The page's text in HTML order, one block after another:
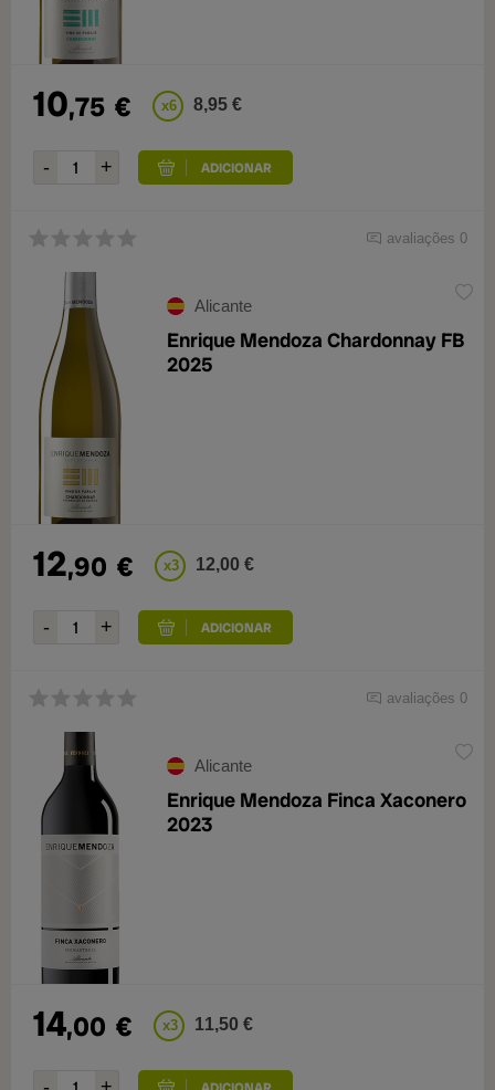
10,75 € x6 8,95 €
avaliações 0
Alicante
Enrique Mendoza Chardonnay FB
2025
12,90 € x3 12,00 €
avaliações 0
Alicante
Enrique Mendoza Finca Xaconero
2023
14,00 € x3 11,50 €